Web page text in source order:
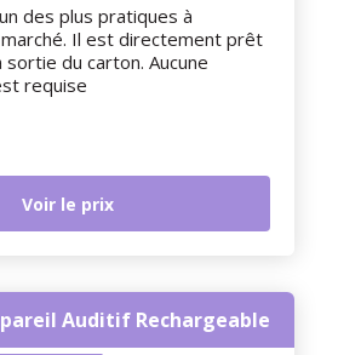
des plus pratiques à
Il est directement prêt
sortie du carton. Aucune
requise
Voir le prix
Auditif Rechargeable